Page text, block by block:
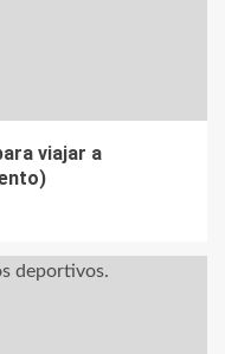
viajar a